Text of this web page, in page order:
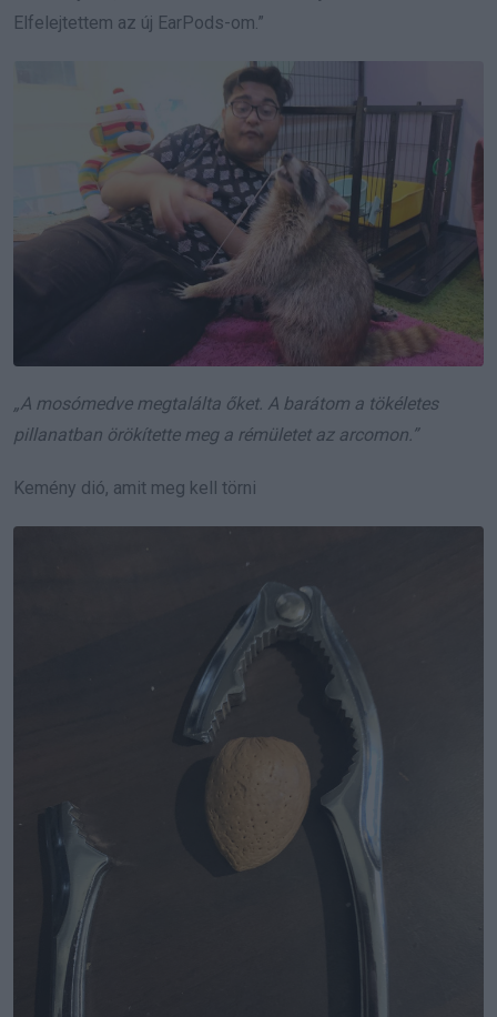
Elfelejtettem az új EarPods-om.”
„A mosómedve megtalálta őket. A barátom a tökéletes
pillanatban örökítette meg a rémületet az arcomon.”
Kemény dió, amit meg kell törni